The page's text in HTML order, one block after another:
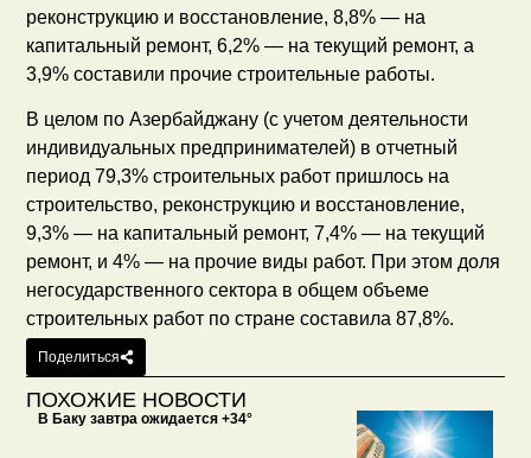
реконструкцию и восстановление, 8,8% — на
капитальный ремонт, 6,2% — на текущий ремонт, а
3,9% составили прочие строительные работы.
В целом по Азербайджану (с учетом деятельности
индивидуальных предпринимателей) в отчетный
период 79,3% строительных работ пришлось на
строительство, реконструкцию и восстановление,
9,3% — на капитальный ремонт, 7,4% — на текущий
ремонт, и 4% — на прочие виды работ. При этом доля
негосударственного сектора в общем объеме
строительных работ по стране составила 87,8%.
Поделиться
ПОХОЖИЕ НОВОСТИ
В Баку завтра ожидается +34°